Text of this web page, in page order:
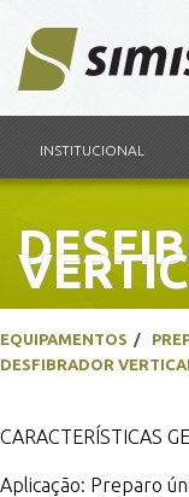
INSTITUCIONAL
EQUIPAMENTOS
DESFIBRADOR
CARACTERÍSTICAS
Aplicação: Preparo